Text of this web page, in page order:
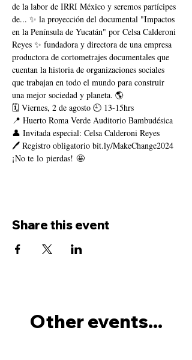
de la labor de IRRI México y seremos partícipes
de... ✨ la proyección del documental "Impactos
en la Península de Yucatán" por Celsa Calderoni
Reyes ✨ fundadora y directora de una empresa
productora de cortometrajes documentales que
cuentan la historia de organizaciones sociales
que trabajan en todo el mundo para construir
una mejor sociedad y planeta. 🌎
🗓 Viernes, 2 de agosto 🕘 13-15hrs
📍 Huerto Roma Verde Auditorio Bambudésica
👤 Invitada especial: Celsa Calderoni Reyes
🖊️ Registro obligatorio bit.ly/MakeChange2024
¡No te lo pierdas! 🤩
Share this event
Other events...